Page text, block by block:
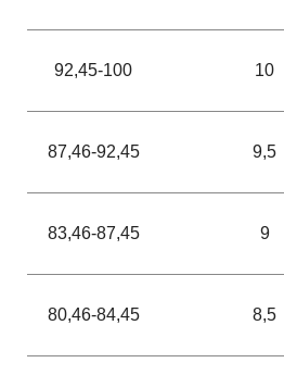
92,45-100 10
87,46-92,45 9,5
83,46-87,45 9
80,46-84,45 8,5